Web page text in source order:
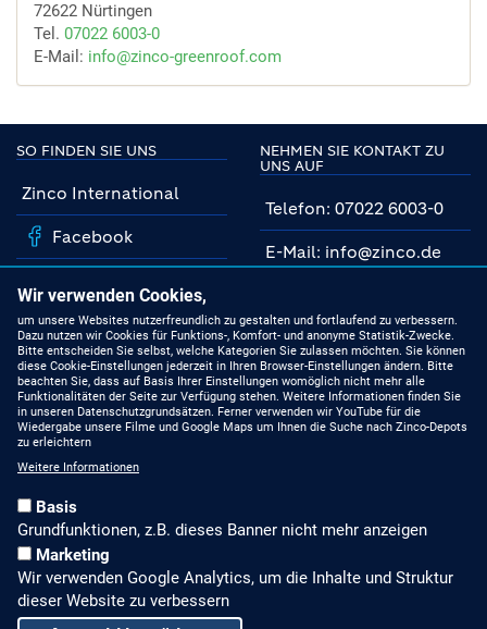
72622 Nürtingen
Tel. 07022 6003-0
E-Mail: info@zinco-greenroof.com
SO FINDEN SIE UNS
Zinco International
Facebook
YouTube
Linkedin
NEHMEN SIE KONTAKT ZU
UNS AUF
Telefon: 07022 6003-0
E-Mail: info@zinco.de
MIT UNS AUF DEM
NEUESTEN STAND
Produkte
Stellenangebote
ALLGEMEINES, RECHTLICHES
Wir verwenden Cookies,
um unsere Websites nutzerfreundlich zu gestalten und fortlaufend zu verbessern.
Dazu nutzen wir Cookies für Funktions-, Komfort- und anonyme Statistik-Zwecke.
Bitte entscheiden Sie selbst, welche Kategorien Sie zulassen möchten. Sie können
diese Cookie-Einstellungen jederzeit in Ihren Browser-Einstellungen ändern. Bitte
beachten Sie, dass auf Basis Ihrer Einstellungen womöglich nicht mehr alle
Funktionalitäten der Seite zur Verfügung stehen. Weitere Informationen finden Sie
in unseren Datenschutzgrundsätzen. Ferner verwenden wir YouTube für die
Wiedergabe unsere Filme und Google Maps um Ihnen die Suche nach Zinco-Depots
zu erleichtern
Weitere Informationen
Basis
Grundfunktionen, z.B. dieses Banner nicht mehr anzeigen
Marketing
Wir verwenden Google Analytics, um die Inhalte und Struktur
dieser Website zu verbessern